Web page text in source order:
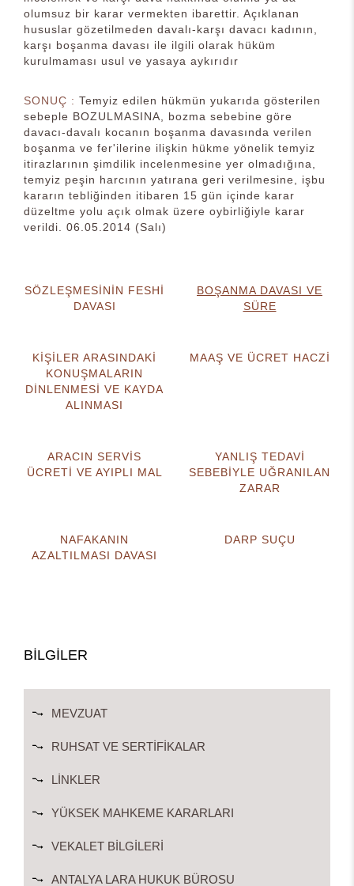
olumsuz bir karar vermekten ibarettir. Açıklanan
hususlar gözetilmeden davalı-karşı davacı kadının,
karşı boşanma davası ile ilgili olarak hüküm
kurulmaması usul ve yasaya aykırıdır
SONUÇ : Temyiz edilen hükmün yukarıda gösterilen
sebeple BOZULMASINA, bozma sebebine göre
davacı-davalı kocanın boşanma davasında verilen
boşanma ve fer'ilerine ilişkin hükme yönelik temyiz
itirazlarının şimdilik incelenmesine yer olmadığına,
temyiz peşin harcının yatırana geri verilmesine, işbu
kararın tebliğinden itibaren 15 gün içinde karar
düzeltme yolu açık olmak üzere oybirliğiyle karar
verildi. 06.05.2014 (Salı)
SÖZLEŞMESİNİN FESHİ
DAVASI
BOŞANMA DAVASI VE
SÜRE
KİŞİLER ARASINDAKİ
KONUŞMALARIN
DİNLENMESİ VE KAYDA
ALINMASI
MAAŞ VE ÜCRET HACZİ
ARACIN SERVİS
ÜCRETİ VE AYIPLI MAL
YANLIŞ TEDAVİ
SEBEBİYLE UĞRANILAN
ZARAR
NAFAKANIN
AZALTILMASI DAVASI
DARP SUÇU
BİLGİLER
MEVZUAT
RUHSAT VE SERTIFIKALAR
LINKLER
YÜKSEK MAHKEME KARARLARI
VEKALET BILGILERI
ANTALYA LARA HUKUK BÜROSU